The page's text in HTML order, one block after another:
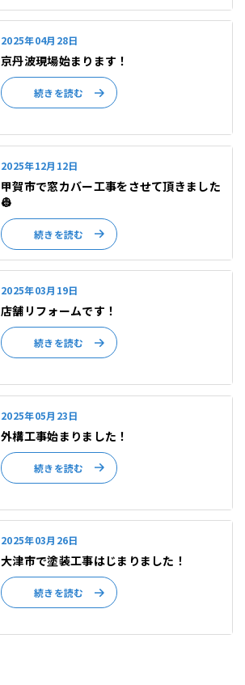
2025年04月28日
京丹波現場始まります！
続きを読む
2025年12月12日
甲賀市で窓カバー工事をさせて頂きました
👷
続きを読む
2025年03月19日
店舗リフォームです！
続きを読む
2025年05月23日
外構工事始まりました！
続きを読む
2025年03月26日
大津市で塗装工事はじまりました！
続きを読む